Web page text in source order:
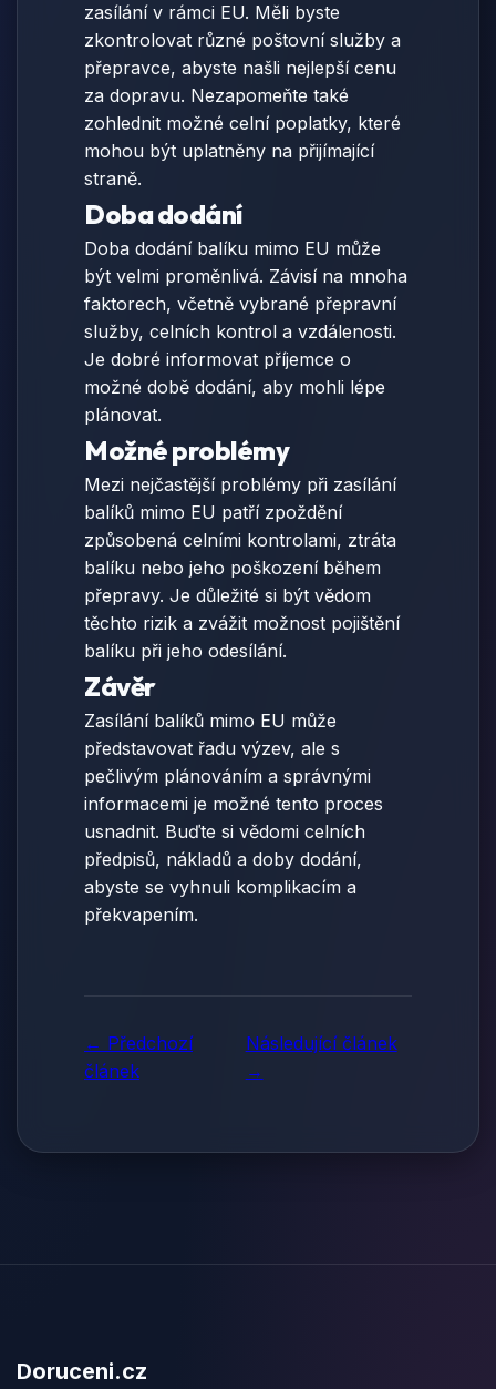
zasílání v rámci EU. Měli byste
zkontrolovat různé poštovní služby a
přepravce, abyste našli nejlepší cenu
za dopravu. Nezapomeňte také
zohlednit možné celní poplatky, které
mohou být uplatněny na přijímající
straně.
Doba dodání
Doba dodání balíku mimo EU může
být velmi proměnlivá. Závisí na mnoha
faktorech, včetně vybrané přepravní
služby, celních kontrol a vzdálenosti.
Je dobré informovat příjemce o
možné době dodání, aby mohli lépe
plánovat.
Možné problémy
Mezi nejčastější problémy při zasílání
balíků mimo EU patří zpoždění
způsobená celními kontrolami, ztráta
balíku nebo jeho poškození během
přepravy. Je důležité si být vědom
těchto rizik a zvážit možnost pojištění
balíku při jeho odesílání.
Závěr
Zasílání balíků mimo EU může
představovat řadu výzev, ale s
pečlivým plánováním a správnými
informacemi je možné tento proces
usnadnit. Buďte si vědomi celních
předpisů, nákladů a doby dodání,
abyste se vyhnuli komplikacím a
překvapením.
← Předchozí
článek
Následující článek
→
Doruceni.cz